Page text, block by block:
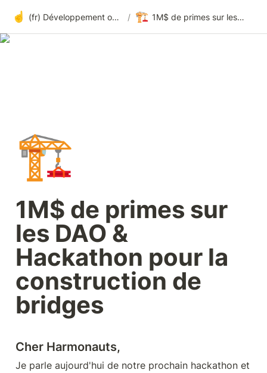
☝️ (fr) Développement ouvert à tous sur Harmony / 🏗️ 1M$ de primes sur les DAO & Hackathon pour la construction de bridges
🏗️
1M$ de primes sur
les DAO &
Hackathon pour la
construction de
bridges
Cher Harmonauts,
Je parle aujourd'hui de notre prochain hackathon et